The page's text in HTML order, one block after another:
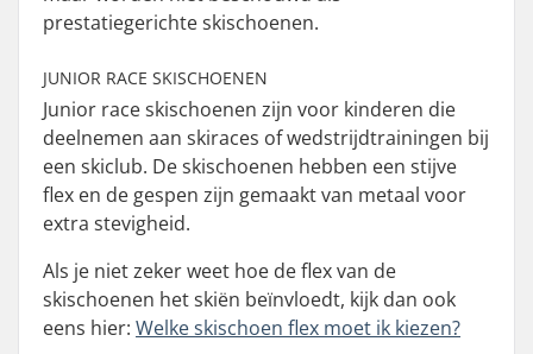
prestatiegerichte skischoenen.
JUNIOR RACE SKISCHOENEN
Junior race skischoenen zijn voor kinderen die
deelnemen aan skiraces of wedstrijdtrainingen bij
een skiclub. De skischoenen hebben een stijve
flex en de gespen zijn gemaakt van metaal voor
extra stevigheid.
Als je niet zeker weet hoe de flex van de
skischoenen het skiën beïnvloedt, kijk dan ook
eens hier: Welke skischoen flex moet ik kiezen?